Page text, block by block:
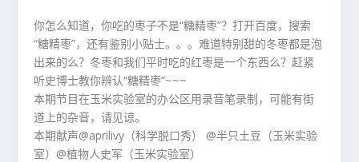
你怎么知道，你吃的枣子不是“糖精枣”？打开百度，搜索
“糖精枣”，还有鉴别小贴士。。。难道特别甜的冬枣都是泡
出来的么？冬枣和我们平时吃的红枣是一个东西么？赶紧
听史博士教你辨认“糖精枣”~~~
本期节目在玉米实验室的办公区用录音笔录制，可能有街
道上的杂音，请见谅。
本期献声@aprilivy（科学脱口秀） @半只土豆（玉米实验
室）@植物人史军（玉米实验室）